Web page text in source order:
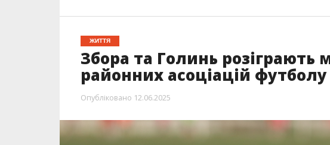
ЖИТТЯ
Збора та Голинь розіграють
районних асоціацій футболу
Опубліковано 12.06.2025